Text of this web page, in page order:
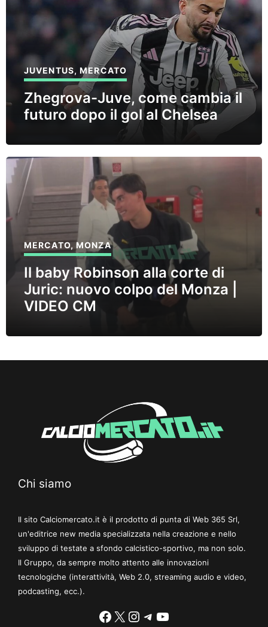
JUVENTUS,MERCATO
Zhegrova-Juve, come cambia il
futuro dopo il gol al Chelsea
MERCATO,MONZA
Il baby Robinson alla corte di
Juric: nuovo colpo del Monza |
VIDEO CM
Chi siamo
Il sito Calciomercato.it è il prodotto di punta di Web 365 Srl,
un'editrice new media specializzata nella creazione e nello
sviluppo di testate a sfondo calcistico-sportivo, ma non solo.
Il Gruppo, da sempre molto attento alle innovazioni
tecnologiche (interattività, Web 2.0, streaming audio e video,
podcasting, ecc.).
Facebook
X Instagram
Telegram
YouTube